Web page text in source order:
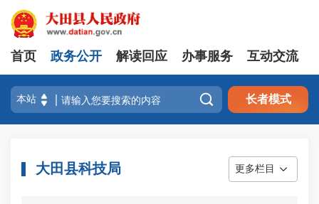
首页 政务公开 解读回应 办事服务 互动交流
 长者模式
大田县科技局 更多栏目